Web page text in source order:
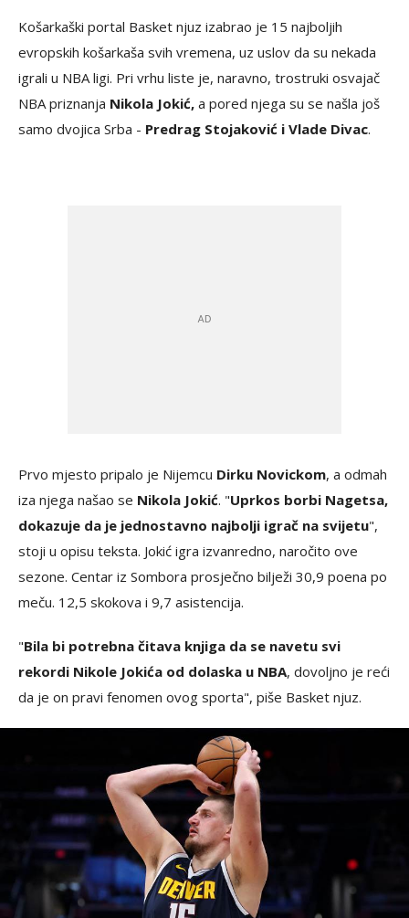
Košarkaški portal Basket njuz izabrao je 15 najboljih
evropskih košarkaša svih vremena, uz uslov da su nekada
igrali u NBA ligi. Pri vrhu liste je, naravno, trostruki osvajač
NBA priznanja Nikola Jokić, a pored njega su se našla još
samo dvojica Srba - Predrag Stojaković i Vlade Divac.
Prvo mjesto pripalo je Nijemcu Dirku Novickom, a odmah
iza njega našao se Nikola Jokić. "Uprkos borbi Nagetsa,
dokazuje da je jednostavno najbolji igrač na svijetu",
stoji u opisu teksta. Jokić igra izvanredno, naročito ove
sezone. Centar iz Sombora prosječno bilježi 30,9 poena po
meču. 12,5 skokova i 9,7 asistencija.
"Bila bi potrebna čitava knjiga da se navetu svi
rekordi Nikole Jokića od dolaska u NBA, dovoljno je reći
da je on pravi fenomen ovog sporta", piše Basket njuz.